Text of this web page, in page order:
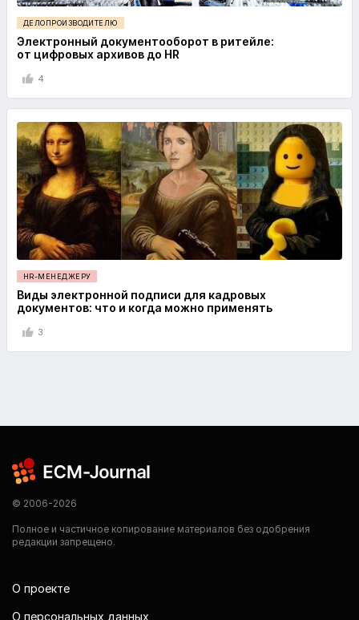
ДЕЛОПРОИЗВОДИТЕЛЮ
Электронный документооборот в ритейле:
от цифровых архивов до HR
4
HR-МЕНЕДЖЕРУ
Виды электронной подписи для кадровых
документов: что и когда можно применять
3
© 2006-2026
Полное и частичное копирование материалов без одобрения
редакции запрещено.
О проекте
О персональных данных